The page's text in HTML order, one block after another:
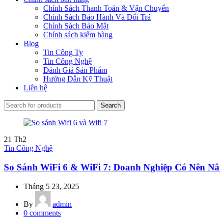
Chính Sách Thanh Toán & Vận Chuyển
Chính Sách Bảo Hành Và Đổi Trả
Chính Sách Bảo Mật
Chính sách kiểm hàng
Blog
Tin Công Ty
Tin Công Nghệ
Đánh Giá Sản Phẩm
Hướng Dẫn Kỹ Thuật
Liên hệ
Search
21 Th2
Tin Công Nghệ
So Sánh WiFi 6 & WiFi 7: Doanh Nghiệp Có Nên
Tháng 5 23, 2025
By
admin
0 comments